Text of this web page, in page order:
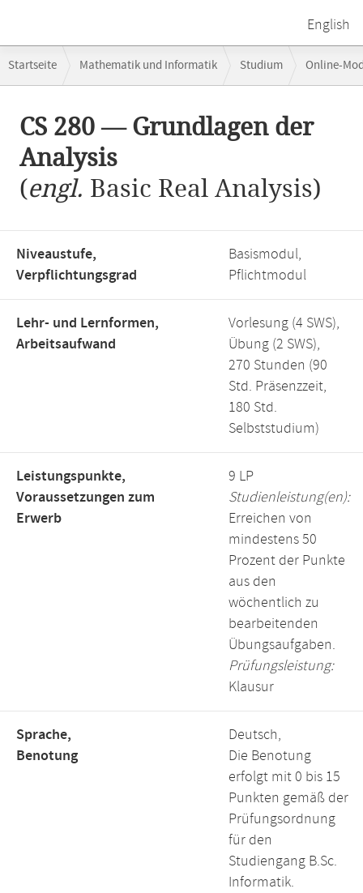
English
Navigation
Startseite Mathematik und Informatik Studium Online-
CS 280 — Grundlagen der
Analysis
(engl. Basic Real Analysis)
Niveaustufe,
Verpflichtungsgrad
Basismodul,
Pflichtmodul
Lehr- und Lernformen,
Arbeitsaufwand
Vorlesung (4 SWS),
Übung (2 SWS),
270 Stunden (90
Std. Präsenzzeit,
180 Std.
Selbststudium)
Leistungspunkte,
Voraussetzungen zum
Erwerb
9 LP
Studienleistung(en):
Erreichen von
mindestens 50
Prozent der Punkte
aus den
wöchentlich zu
bearbeitenden
Übungsaufgaben.
Prüfungsleistung:
Klausur
Sprache,
Benotung
Deutsch,
Die Benotung
erfolgt mit 0 bis 15
Punkten gemäß der
Prüfungsordnung
für den
Studiengang B.Sc.
Informatik.